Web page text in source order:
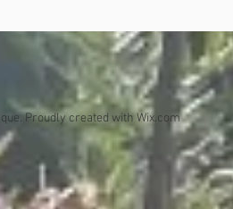
Proudly created with Wix.com